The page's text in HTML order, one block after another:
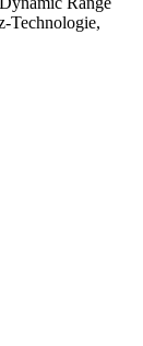
Technologie,